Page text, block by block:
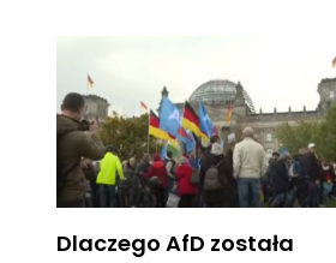
Dlaczego AfD została